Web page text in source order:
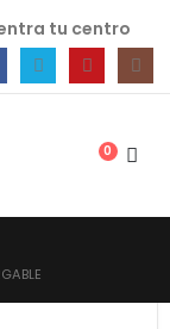
tu centro
0